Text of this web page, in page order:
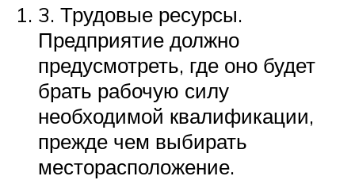
3. Трудовые ресурсы.
Предприятие должно
предусмотреть, где оно будет
брать рабочую силу
необходимой квалификации,
прежде чем выбирать
месторасположение.